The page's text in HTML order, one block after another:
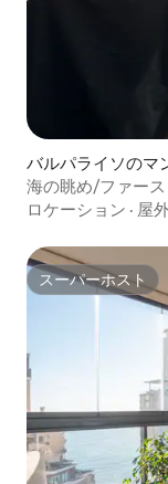
バルパライソのマ
海の眺め/ファー
ロケーション · 屋
スーパーホスト
スーパーホスト